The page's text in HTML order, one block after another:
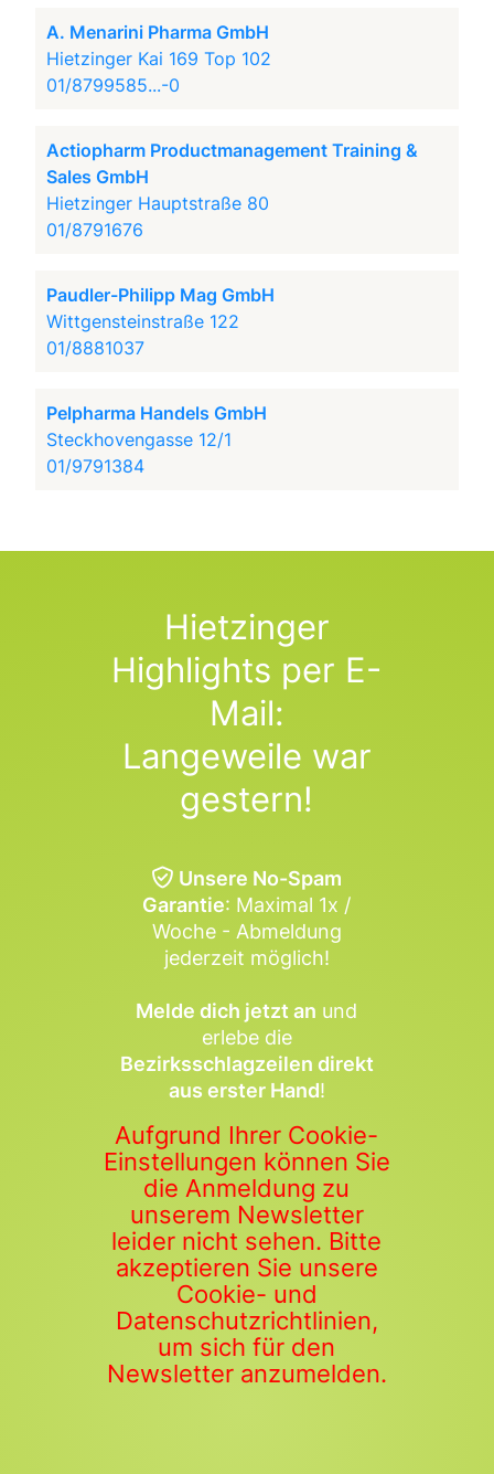
A. Menarini Pharma GmbH
Hietzinger Kai 169 Top 102
01/8799585...-0
Actiopharm Productmanagement Training &
Sales GmbH
Hietzinger Hauptstraße 80
01/8791676
Paudler-Philipp Mag GmbH
Wittgensteinstraße 122
01/8881037
Pelpharma Handels GmbH
Steckhovengasse 12/1
01/9791384
Hietzinger
Highlights per E-
Mail:
Langeweile war
gestern!
Unsere No-Spam
Garantie: Maximal 1x /
Woche - Abmeldung
jederzeit möglich!
Melde dich jetzt an und
erlebe die
Bezirksschlagzeilen direkt
aus erster Hand!
Aufgrund Ihrer Cookie-
Einstellungen können Sie
die Anmeldung zu
unserem Newsletter
leider nicht sehen. Bitte
akzeptieren Sie unsere
Cookie- und
Datenschutzrichtlinien,
um sich für den
Newsletter anzumelden.